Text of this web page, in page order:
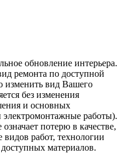
обновление интерьера.
ремонта по доступной
изменить вид Вашего
без изменения
и основных
работы).
потерю в качестве,
работ, технологии
материалов.